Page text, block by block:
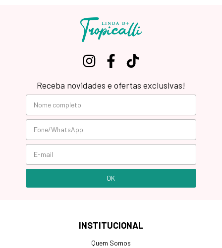
Receba novidades e ofertas exclusivas!
INSTITUCIONAL
Quem Somos